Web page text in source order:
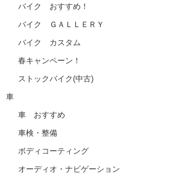
バイク おすすめ！
バイク ＧＡＬＬＥＲＹ
バイク カスタム
春キャンペーン！
ストックバイク(中古)
車
車 おすすめ
車検・整備
ボディコーティング
オーディオ・ナビゲーション